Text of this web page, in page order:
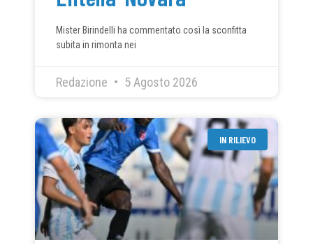
Mister Birindelli ha commentato così la sconfitta
subita in rimonta nei
Redazione 5 Agosto 2026
IN RILIEVO